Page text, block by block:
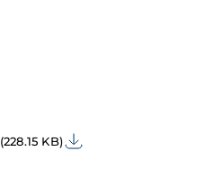
(228.15 KB)